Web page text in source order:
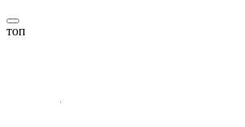
топ